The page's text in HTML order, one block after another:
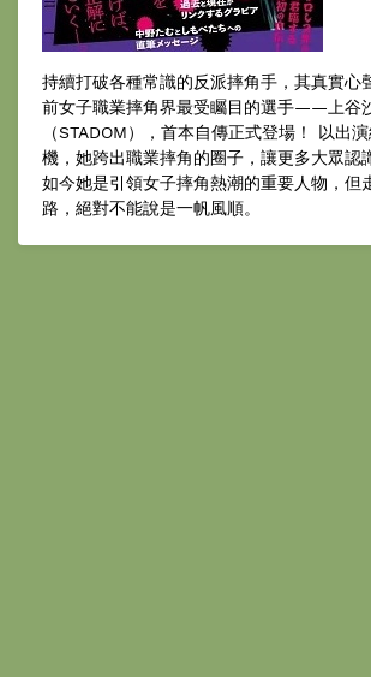
持續打破各種常識的反派摔角手，其真實心
前女子職業摔角界最受矚目的選手——上谷
（STADOM），首本自傳正式登場！ 以出
機，她跨出職業摔角的圈子，讓更多大眾認
如今她是引領女子摔角熱潮的重要人物，但
路，絕對不能說是一帆風順。